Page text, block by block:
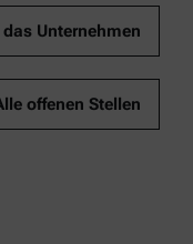
Unternehmen
offenen Stellen